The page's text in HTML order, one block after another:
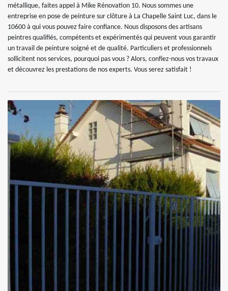
métallique, faites appel à Mike Rénovation 10. Nous sommes une
entreprise en pose de peinture sur clôture à La Chapelle Saint Luc, dans le
10600 à qui vous pouvez faire confiance. Nous disposons des artisans
peintres qualifiés, compétents et expérimentés qui peuvent vous garantir
un travail de peinture soigné et de qualité. Particuliers et professionnels
sollicitent nos services, pourquoi pas vous ? Alors, confiez-nous vos travaux
et découvrez les prestations de nos experts. Vous serez satisfait !